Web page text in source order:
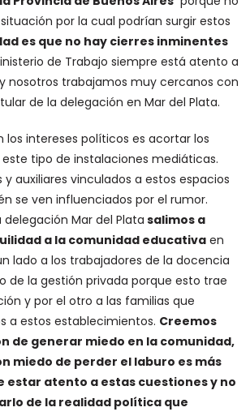
por la cual podrían surgir estos
es que no hay cierres inminentes
de Trabajo siempre está atento a
nosotros trabajamos muy cercanos con
de la delegación en Mar del Plata.
los intereses políticos es acortar los
tipo de instalaciones mediáticas.
y auxiliares vinculados a estos espacios
se ven influenciados por el rumor.
delegación Mar del Plata salimos a
a la comunidad educativa en
lado a los trabajadores de la docencia
de la gestión privada porque esto trae
y por el otro a las familias que
a estos establecimientos. Creemos
de generar miedo en la comunidad,
miedo de perder el laburo es más
estar atento a estas cuestiones y no
de la realidad política que